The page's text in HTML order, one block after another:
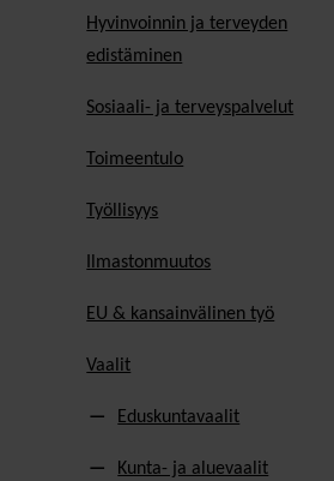
Hyvinvoinnin ja terveyden
edistäminen
Sosiaali- ja terveyspalvelut
Toimeentulo
Työllisyys
Ilmastonmuutos
EU & kansainvälinen työ
Vaalit
Eduskuntavaalit
Kunta- ja aluevaalit